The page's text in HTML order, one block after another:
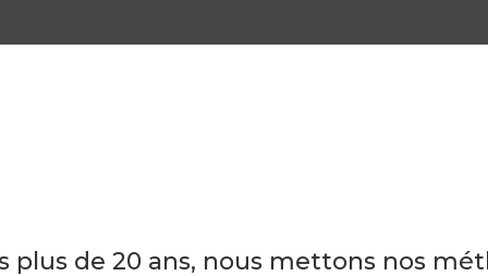
plus de 20 ans, nous mettons nos